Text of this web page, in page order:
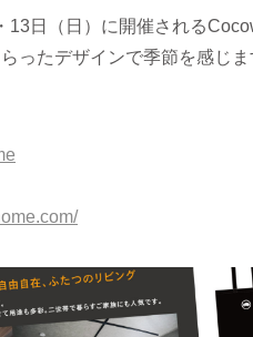
13日（日）に開催される
ったデザインで季節を感じま